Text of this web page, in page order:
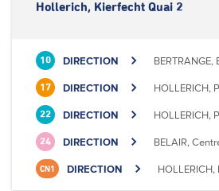
Hollerich, Kierfecht Quai 2
10 DIRECTION BERTRANGE,
17 DIRECTION HOLLERICH,
22 DIRECTION HOLLERICH,
24 DIRECTION BELAIR,
CN1 DIRECTION HOLLERICH,